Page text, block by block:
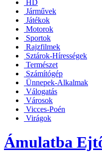
HD
Járművek
Játékok
Motorok
Sportok
Rajzfilmek
Sztárok-Hírességek
Természet
Számítógép
Ünnepek-Alkalmak
Válogatás
Városok
Vicces-Poén
Virágok
Ámulatba